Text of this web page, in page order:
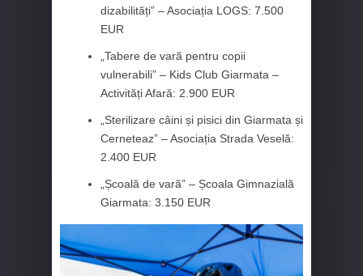
dizabilități” – Asociația LOGS: 7.500
EUR
„Tabere de vară pentru copii
vulnerabili” – Kids Club Giarmata –
Activități Afară: 2.900 EUR
„Sterilizare câini și pisici din Giarmata și
Cerneteaz” – Asociația Strada Veselă:
2.400 EUR
„Școală de vară” – Școala Gimnazială
Giarmata: 3.150 EUR